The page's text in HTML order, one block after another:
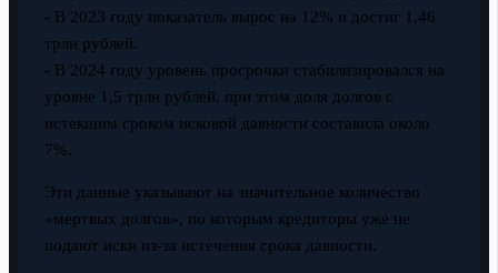
- В 2023 году показатель вырос на 12% и достиг 1,46
трлн рублей.
- В 2024 году уровень просрочки стабилизировался на
уровне 1,5 трлн рублей, при этом доля долгов с
истекшим сроком исковой давности составила около
7%.
Эти данные указывают на значительное количество
«мертвых долгов», по которым кредиторы уже не
подают иски из-за истечения срока давности.